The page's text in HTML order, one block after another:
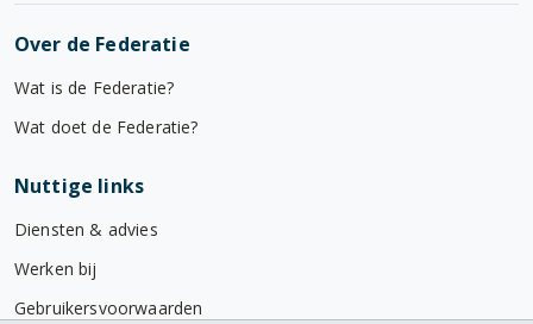
Over de Federatie
Wat is de Federatie?
Wat doet de Federatie?
Nuttige links
Diensten & advies
Werken bij
Gebruikersvoorwaarden